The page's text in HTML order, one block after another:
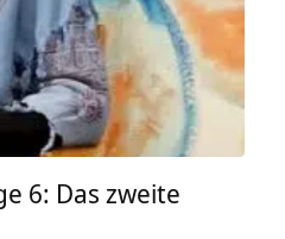
6: Das zweite